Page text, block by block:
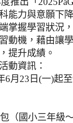
能力與意願下
掌握學習狀況
動機，藉由讓
提升成績。
動資訊：
6月23日(一)起
（國小三年級